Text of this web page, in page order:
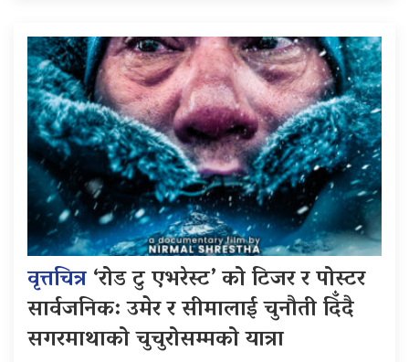
वृत्तचित्र‘रोड टु एभरेस्ट’ को टिजर र पोस्टर
सार्वजनिक: उमेर र सीमालाई चुनौती दिँदै
सगरमाथाको चुचुरोसम्मको यात्रा